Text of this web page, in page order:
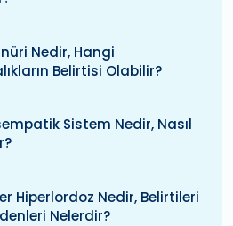
Nedir, Hangi
Belirtisi Olabilir?
Sistem Nedir, Nasıl
Hiperlordoz Nedir, Belirtileri
Nelerdir?